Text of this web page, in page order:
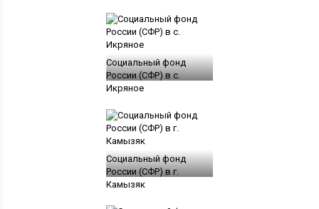
Социальный фонд
России (СФР) в с.
Икряное
Социальный фонд
России (СФР) в г.
Камызяк